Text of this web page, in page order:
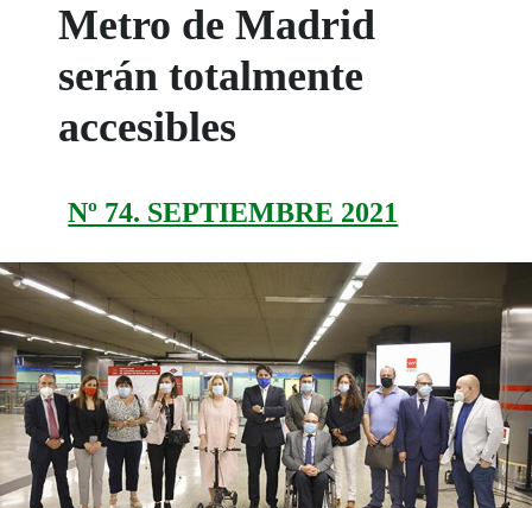
Metro de Madrid
serán totalmente
accesibles
Nº 74. SEPTIEMBRE 2021